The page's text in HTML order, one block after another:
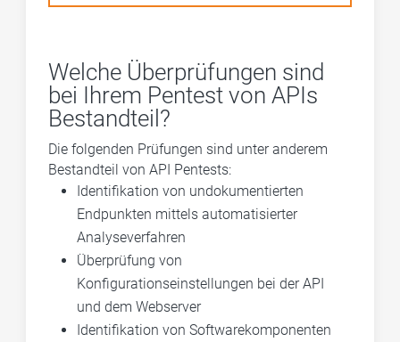
Welche Überprüfungen sind
bei Ihrem Pentest von APIs
Bestandteil?
Die folgenden Prüfungen sind unter anderem
Bestandteil von API Pentests:
Identifikation von undokumentierten
Endpunkten mittels automatisierter
Analyseverfahren
Überprüfung von
Konfigurationseinstellungen bei der API
und dem Webserver
Identifikation von Softwarekomponenten